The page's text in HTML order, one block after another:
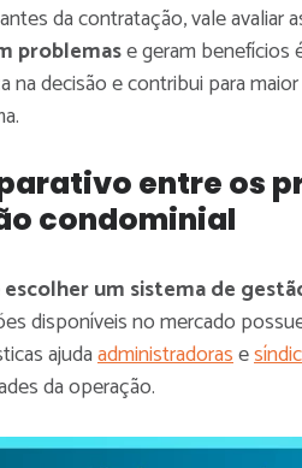
da contratação, vale avaliar
problemase geram benefícios
na decisão e contribui para
entre os
condominial
escolher um sistema de
disponíveis no mercado
ajudaadministradorase
da operação.